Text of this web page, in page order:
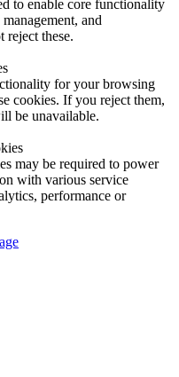
to enable core functionality
and
reject these.
for your browsing
cookies. If you reject them,
be unavailable.
may be required to power
with various service
performance or